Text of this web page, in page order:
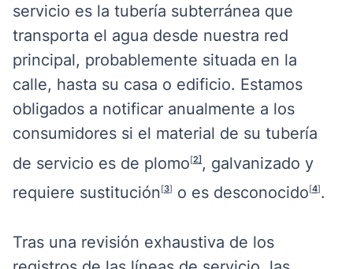
servicio es la tubería subterránea que
transporta el agua desde nuestra red
principal, probablemente situada en la
calle, hasta su casa o edificio. Estamos
obligados a notificar anualmente a los
consumidores si el material de su tubería
de servicio es de plomo[2] , galvanizado y
requiere sustitución[3] o es desconocido[4].
Tras una revisión exhaustiva de los